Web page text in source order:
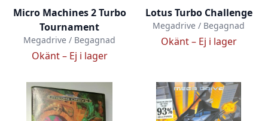
Micro Machines 2 Turbo
Tournament
Megadrive / Begagnad
Okänt – Ej i lager
Lotus Turbo Challenge
Megadrive / Begagnad
Okänt – Ej i lager